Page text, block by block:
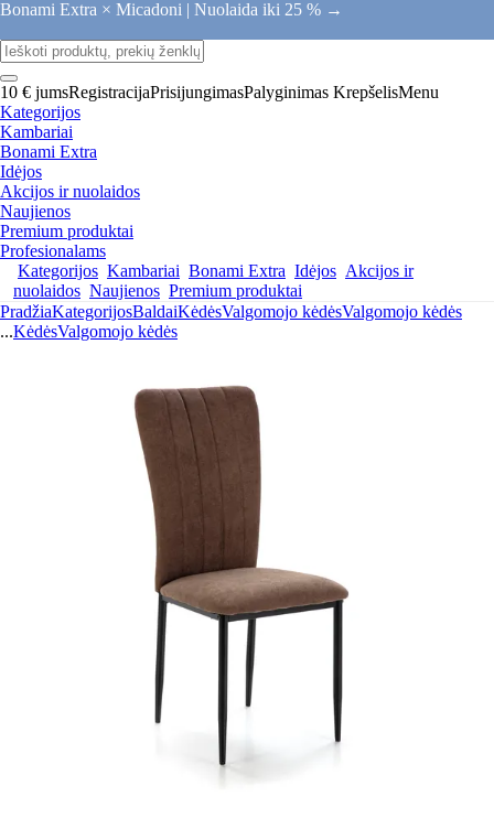
Bonami Extra × Micadoni | Nuolaida iki 25 % →
10 € jumsRegistracijaPrisijungimasPalyginimas KrepšelisMenu
Kategorijos
Kambariai
Bonami Extra
Idėjos
Akcijos ir nuolaidos
Naujienos
Premium produktai
Profesionalams
Kategorijos Kambariai Bonami Extra Idėjos Akcijos ir
nuolaidos Naujienos Premium produktai
PradžiaKategorijosBaldaiKėdėsValgomojo kėdėsValgomojo kėdės
...KėdėsValgomojo kėdės